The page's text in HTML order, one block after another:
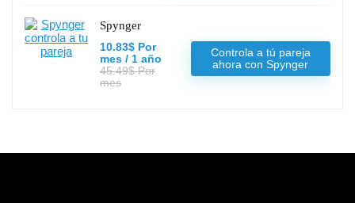
Spynger
10.83$ Por
mes / 1 año
45.49$ Por
mes
Controla a tú pareja
ahora con Spynger